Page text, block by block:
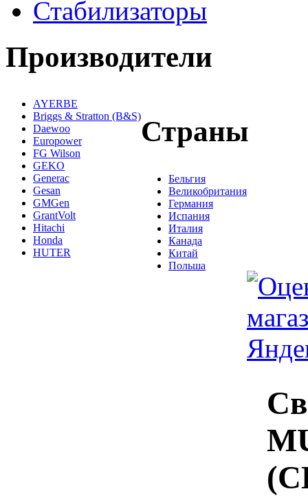
Стабилизаторы
Производители
AYERBE
Briggs & Stratton (B&S)
Daewoo
Europower
FG Wilson
GEKO
Generac
Gesan
GMGen
GrantVolt
Hitachi
Honda
HUTER
Страны
Бельгия
Великобритания
Германия
Испания
Италия
Канада
Китай
Польша